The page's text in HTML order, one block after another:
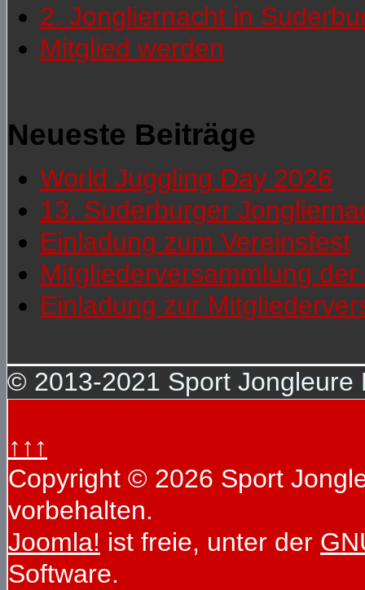
2. Jongliernacht in
Mitglied werden
Neueste Beiträge
World Juggling Day 2026
13. Suderburger
Einladung zum Vereinsfest
Mitgliederversammlung
Einladung zur
© 2013-2021 Sport Jongleure
↑↑↑
Copyright © 2026 Sport
vorbehalten.
Joomla! ist freie, unter der
Software.